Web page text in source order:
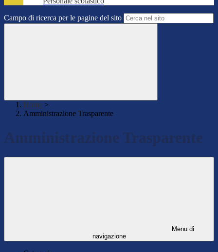
Campo di ricerca per le pagine del sito
Home >
Amministrazione Trasparente
Amministrazione Trasparente
Menu di
navigazione